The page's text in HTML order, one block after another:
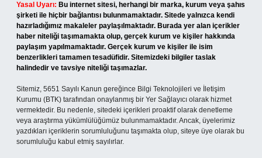
Yasal Uyarı: Bu internet sitesi, herhangi bir marka, kurum veya şahıs
şirketi ile hiçbir bağlantısı bulunmamaktadır. Sitede yalnızca kendi
hazırladığımız makaleler paylaşılmaktadır. Burada yer alan içerikler
haber niteliği taşımamakta olup, gerçek kurum ve kişiler hakkında
paylaşım yapılmamaktadır. Gerçek kurum ve kişiler ile isim
benzerlikleri tamamen tesadüfidir. Sitemizdeki bilgiler taslak
halindedir ve tavsiye niteliği taşımazlar.
Sitemiz, 5651 Sayılı Kanun gereğince Bilgi Teknolojileri ve İletişim
Kurumu (BTK) tarafından onaylanmış bir Yer Sağlayıcı olarak hizmet
vermektedir. Bu nedenle, sitedeki içerikleri proaktif olarak denetleme
veya araştırma yükümlülüğümüz bulunmamaktadır. Ancak, üyelerimiz
yazdıkları içeriklerin sorumluluğunu taşımakta olup, siteye üye olarak bu
sorumluluğu kabul etmiş sayılırlar.